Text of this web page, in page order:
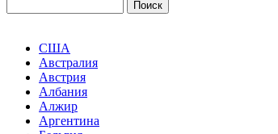
США
Австралия
Австрия
Албания
Алжир
Аргентина